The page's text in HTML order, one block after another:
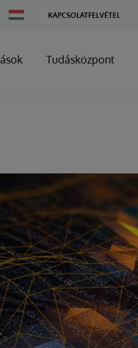
Change
Country
KAPCSOLATFELVÉTEL
Tudásközpont